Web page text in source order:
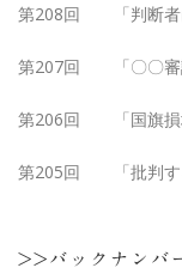
第208回 「判断者
第207回 「〇〇審
第206回 「国旗損
第205回 「批判す
>>バックナンバ